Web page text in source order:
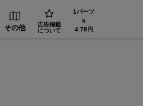
その他
広告掲載
について
1バーツ
⇅
4.78円